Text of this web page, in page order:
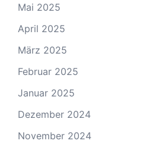
Mai 2025
April 2025
März 2025
Februar 2025
Januar 2025
Dezember 2024
November 2024